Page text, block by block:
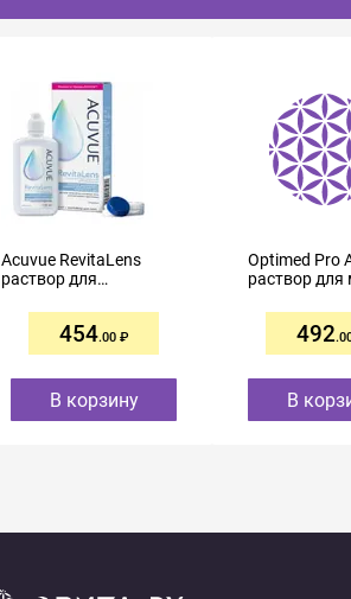
Acuvue RevitaLens
раствор для
многофункциональный
454.00
В корзину
Optimed Pro
раствор для
250мл492
В